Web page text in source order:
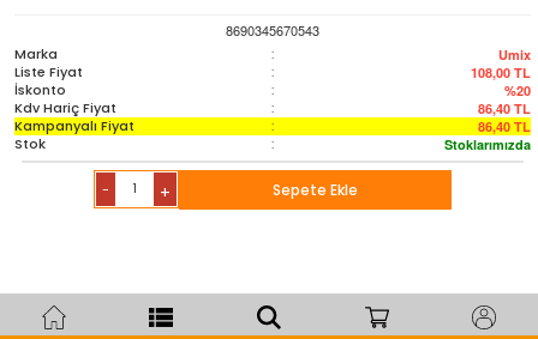
8690345670543
Marka
: Umix
Liste Fiyat : 108,00 TL
İskonto : %20
Kdv Hariç Fiyat : 86,40 TL
Kampanyalı Fiyat : 86,40 TL
Stok : Stoklarımızda
- + Sepete Ekle